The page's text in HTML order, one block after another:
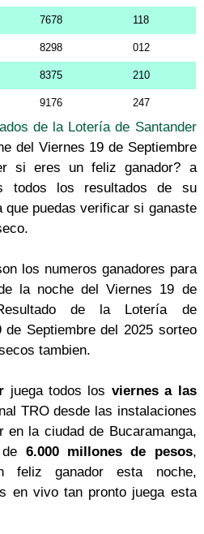
7678 118
8298 012
8375 210
9176 247
de la Lotería de Santander
del Viernes 19 de Septiembre
si eres un feliz ganador? a
todos los resultados de su
que puedas verificar si ganaste
los numeros ganadores para
la noche del Viernes 19 de
de la Lotería de
de Septiembre del 2025 sorteo
tambien.
juega todos los viernes a las
TRO desde las instalaciones
en la ciudad de Bucaramanga,
6.000 millones de pesos,
feliz ganador esta noche,
en vivo tan pronto juega esta